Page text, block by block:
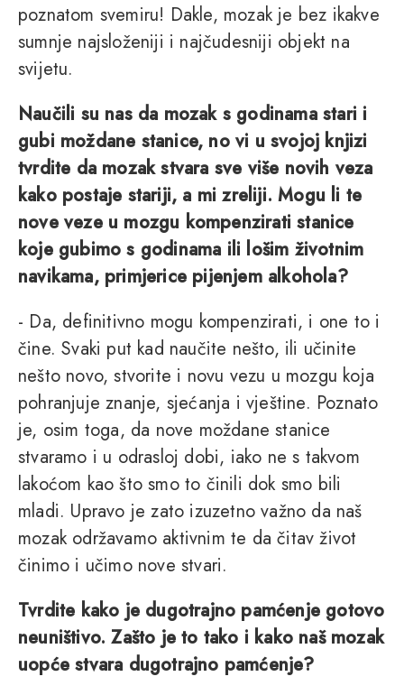
poznatom svemiru! Dakle, mozak je bez ikakve
sumnje najsloženiji i najčudesniji objekt na
svijetu.
Naučili su nas da mozak s godinama stari i
gubi moždane stanice, no vi u svojoj knjizi
tvrdite da mozak stvara sve više novih veza
kako postaje stariji, a mi zreliji. Mogu li te
nove veze u mozgu kompenzirati stanice
koje gubimo s godinama ili lošim životnim
navikama, primjerice pijenjem alkohola?
- Da, definitivno mogu kompenzirati, i one to i
čine. Svaki put kad naučite nešto, ili učinite
nešto novo, stvorite i novu vezu u mozgu koja
pohranjuje znanje, sjećanja i vještine. Poznato
je, osim toga, da nove moždane stanice
stvaramo i u odrasloj dobi, iako ne s takvom
lakoćom kao što smo to činili dok smo bili
mladi. Upravo je zato izuzetno važno da naš
mozak održavamo aktivnim te da čitav život
činimo i učimo nove stvari.
Tvrdite kako je dugotrajno pamćenje gotovo
neuništivo. Zašto je to tako i kako naš mozak
uopće stvara dugotrajno pamćenje?